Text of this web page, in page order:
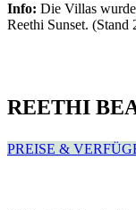
Info: Die Villas
Reethi Sunset. (Stand
REETHI
PREISE &